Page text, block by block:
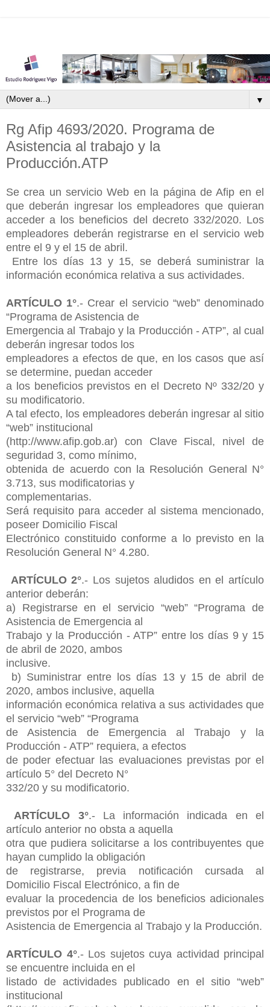
▼
Rg Afip 4693/2020. Programa de
Asistencia al trabajo y la
Producción.ATP
Se crea un servicio Web en la página de Afip en el
que deberán ingresar los empleadores que quieran
acceder a los beneficios del decreto 332/2020. Los
empleadores deberán registrarse en el servicio web
entre el 9 y el 15 de abril.
Entre los días 13 y 15, se deberá suministrar la
información económica relativa a sus actividades.
ARTÍCULO 1°.- Crear el servicio “web” denominado
“Programa de Asistencia de
Emergencia al Trabajo y la Producción - ATP”, al cual
deberán ingresar todos los
empleadores a efectos de que, en los casos que así
se determine, puedan acceder
a los beneficios previstos en el Decreto Nº 332/20 y
su modificatorio.
A tal efecto, los empleadores deberán ingresar al sitio
“web” institucional
(http://www.afip.gob.ar) con Clave Fiscal, nivel de
seguridad 3, como mínimo,
obtenida de acuerdo con la Resolución General N°
3.713, sus modificatorias y
complementarias.
Será requisito para acceder al sistema mencionado,
poseer Domicilio Fiscal
Electrónico constituido conforme a lo previsto en la
Resolución General N° 4.280.
ARTÍCULO 2°.- Los sujetos aludidos en el artículo
anterior deberán:
a) Registrarse en el servicio “web” “Programa de
Asistencia de Emergencia al
Trabajo y la Producción - ATP” entre los días 9 y 15
de abril de 2020, ambos
inclusive.
b) Suministrar entre los días 13 y 15 de abril de
2020, ambos inclusive, aquella
información económica relativa a sus actividades que
el servicio “web” “Programa
de Asistencia de Emergencia al Trabajo y la
Producción - ATP” requiera, a efectos
de poder efectuar las evaluaciones previstas por el
artículo 5° del Decreto N°
332/20 y su modificatorio.
ARTÍCULO 3°.- La información indicada en el
artículo anterior no obsta a aquella
otra que pudiera solicitarse a los contribuyentes que
hayan cumplido la obligación
de registrarse, previa notificación cursada al
Domicilio Fiscal Electrónico, a fin de
evaluar la procedencia de los beneficios adicionales
previstos por el Programa de
Asistencia de Emergencia al Trabajo y la Producción.
ARTÍCULO 4°.- Los sujetos cuya actividad principal
se encuentre incluida en el
listado de actividades publicado en el sitio “web”
institucional